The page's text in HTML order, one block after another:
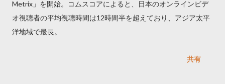
Metrix」を開始。コムスコアによると、日本のオンラインビデ
オ視聴者の平均視聴時間は12時間半を超えており、アジア太平
洋地域で最長。
共有